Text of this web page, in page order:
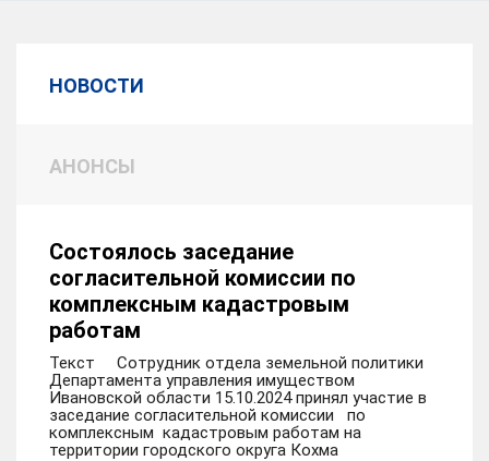
НОВОСТИ
АНОНСЫ
Состоялось заседание
согласительной комиссии по
комплексным кадастровым
работам
Текст Сотрудник отдела земельной политики
Департамента управления имуществом
Ивановской области 15.10.2024 принял участие в
заседание согласительной комиссии по
комплексным кадастровым работам на
территории городского округа Кохма